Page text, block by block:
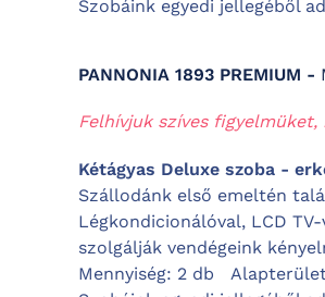
Szobáink egyedi jellegéből
PANNONIA 1893 PREMIUM -
Felhívjuk szíves
Kétágyas Deluxe szoba -
Szállodánk első emeltén
Légkondicionálóval, LCD
szolgálják vendégeink
Mennyiség: 2 db